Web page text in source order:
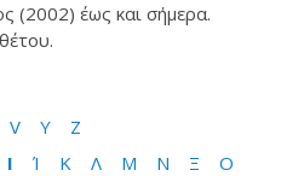
(2002) έως και σήμερα.
V Y
Z
Ι Ί Κ Λ Μ Ν Ξ
Ο